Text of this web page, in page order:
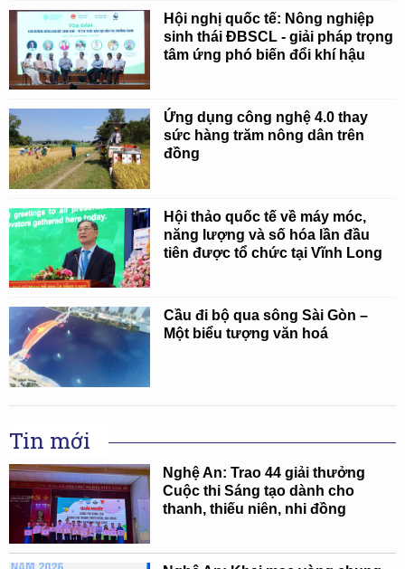
Hội nghị quốc tế: Nông nghiệp
sinh thái ĐBSCL - giải pháp trọng
tâm ứng phó biến đổi khí hậu
Ứng dụng công nghệ 4.0 thay
sức hàng trăm nông dân trên
đồng
Hội thảo quốc tế về máy móc,
năng lượng và số hóa lần đầu
tiên được tổ chức tại Vĩnh Long
Cầu đi bộ qua sông Sài Gòn –
Một biểu tượng văn hoá
Tin mới
Nghệ An: Trao 44 giải thưởng
Cuộc thi Sáng tạo dành cho
thanh, thiếu niên, nhi đồng